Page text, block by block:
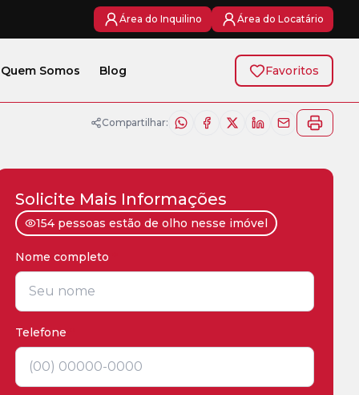
Área do Inquilino Área do Locatário
Quem Somos Blog Favoritos
Compartilhar:
Solicite Mais Informações
154 pessoas estão de olho nesse imóvel
Nome completo
Telefone